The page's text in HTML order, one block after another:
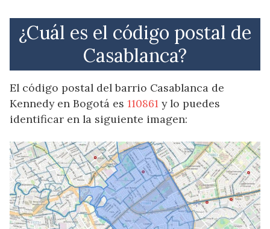
¿Cuál es el código postal de
Casablanca?
El código postal del barrio Casablanca de
Kennedy en Bogotá es 110861 y lo puedes
identificar en la siguiente imagen: